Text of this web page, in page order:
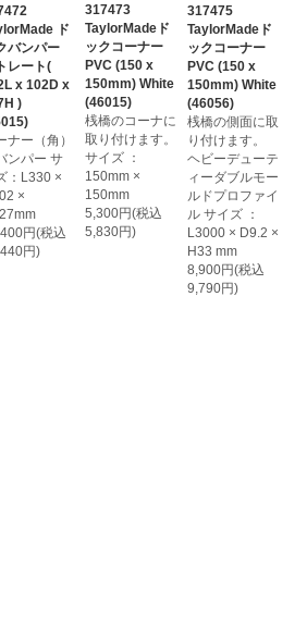
ド
バンパー
レート(
x 102D x
)
ナー（角）
ンパー サ
：L330 ×
×
円(税込
円)
317473
TaylorMadeド
ックコーナー
PVC (150 x
150mm) White
(46015)
桟橋のコーナに
取り付けます。
サイズ ：
150mm ×
150mm
5,300円(税込
5,830円)
317475
TaylorMadeド
ックコーナー
PVC (150 x
150mm) White
(46056)
桟橋の側面に取
り付けます。
ヘビーデューテ
ィーダブルモー
ルドプロファイ
ル サイズ ：
L3000 × D9.2 ×
H33 mm
8,900円(税込
9,790円)